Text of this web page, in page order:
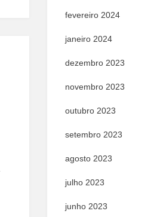
fevereiro 2024
janeiro 2024
dezembro 2023
novembro 2023
outubro 2023
setembro 2023
agosto 2023
julho 2023
junho 2023